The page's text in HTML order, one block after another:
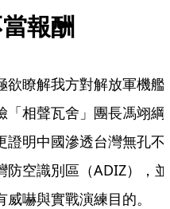
報酬
欲瞭解我方對解放軍機艦
「相聲瓦舍」團長馮翊綱
證明中國滲透台灣無孔不
空識別區（ADIZ），並
嚇與實戰演練目的。